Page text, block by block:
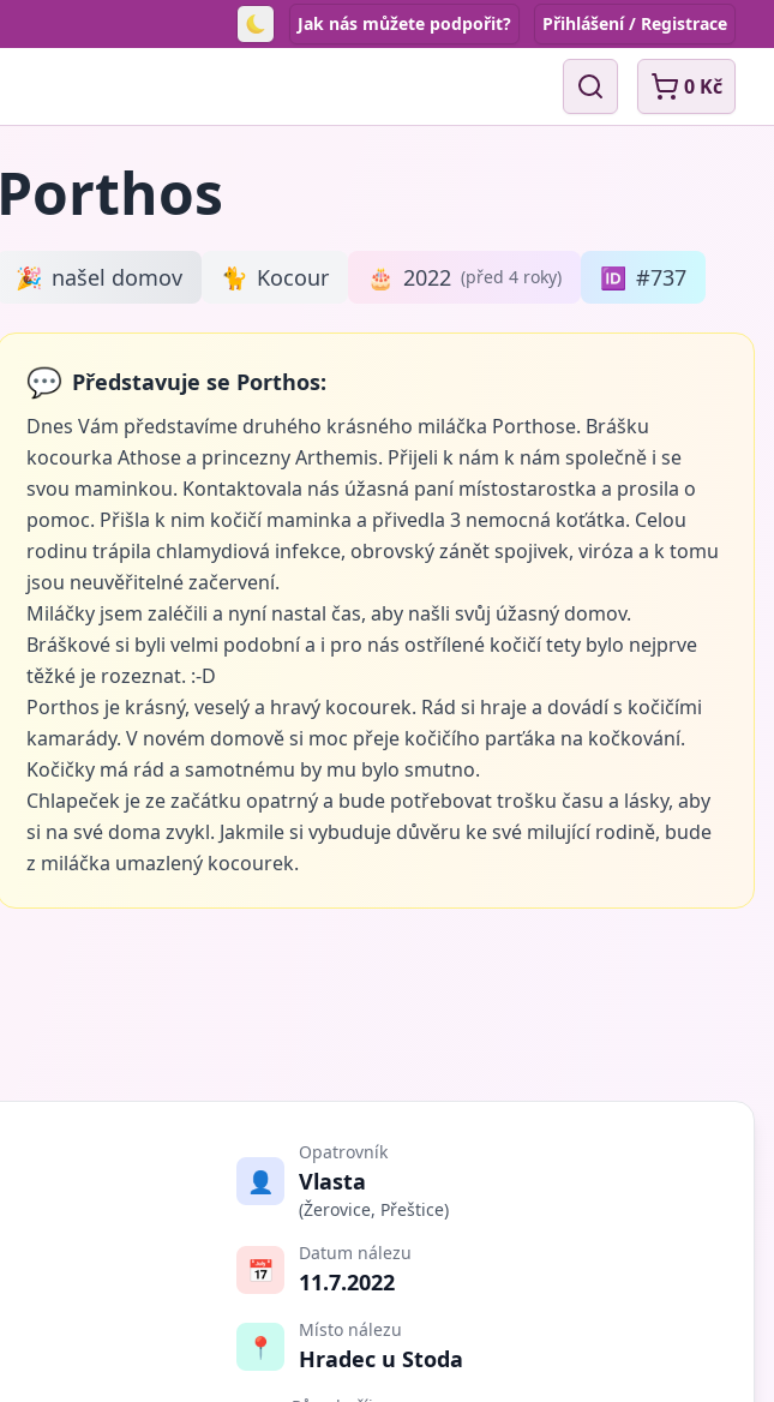
Toggle theme
Jak nás můžete podpořit? Přihlášení / Registrace
Vyhledávání0 Kč
Porthos
🎉 našel domov 🐈 Kocour 🎂 2022 (před 4 roky) 🆔 #737
💬 Představuje se Porthos:
Dnes Vám představíme druhého krásného miláčka Porthose. Brášku
kocourka Athose a princezny Arthemis. Přijeli k nám k nám společně i se
svou maminkou. Kontaktovala nás úžasná paní místostarostka a prosila o
pomoc. Přišla k nim kočičí maminka a přivedla 3 nemocná koťátka. Celou
rodinu trápila chlamydiová infekce, obrovský zánět spojivek, viróza a k tomu
jsou neuvěřitelné začervení.
Miláčky jsem zaléčili a nyní nastal čas, aby našli svůj úžasný domov.
Bráškové si byli velmi podobní a i pro nás ostřílené kočičí tety bylo nejprve
těžké je rozeznat. :-D
Porthos je krásný, veselý a hravý kocourek. Rád si hraje a dovádí s kočičími
kamarády. V novém domově si moc přeje kočičího parťáka na kočkování.
Kočičky má rád a samotnému by mu bylo smutno.
Chlapeček je ze začátku opatrný a bude potřebovat trošku času a lásky, aby
si na své doma zvykl. Jakmile si vybuduje důvěru ke své milující rodině, bude
z miláčka umazlený kocourek.
👤
Opatrovník
Vlasta
(Žerovice, Přeštice)
📅
Datum nálezu
11.7.2022
📍
Místo nálezu
Hradec u Stoda